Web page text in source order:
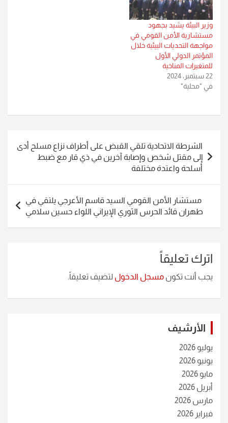
إضافة…
وزير البيئة يشيد بجهود
مستشارية الأمن القومي في
مواجهة التحديات البيئية خلال
المؤتمر الدولي الأول
للمتغيرات المناخية
22 سبتمبر، 2024
في "محلية"
المقالات
الشرطة الاتحادية تلقي القبض على أطراف نزاع مسلح أدى
إلى مقتل شخص وإصابة آخرين في ذي قار مع ضبط
أسلحة واعتدة مختلفة
مستشار الأمن القومي السيد قاسم الأعرجي يلتقي في
طهران قائد الحرس الثوري الإيراني اللواء حسين سلامي
اترك تعليقاً
يجب أنت تكون مسجل الدخول لتضيف تعليقاً.
الأرشيف
يوليو 2026
يونيو 2026
مايو 2026
أبريل 2026
مارس 2026
فبراير 2026